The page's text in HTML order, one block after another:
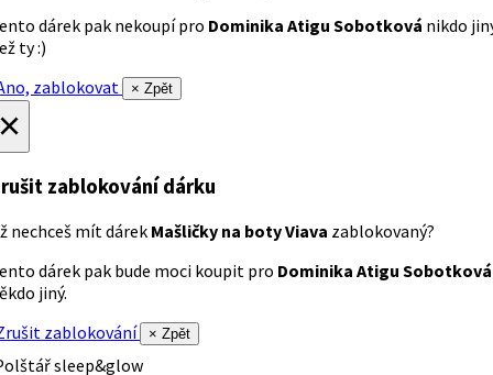
dárek pak nekoupí pro Dominika Atigu Sobotková nikdo
ty :)
zablokovat
× Zpět
zablokování dárku
nechceš mít dárek Mašličky na boty Viava zablokovaný?
dárek pak bude moci koupit pro Dominika Atigu Sobotková
jiný.
zablokování
× Zpět